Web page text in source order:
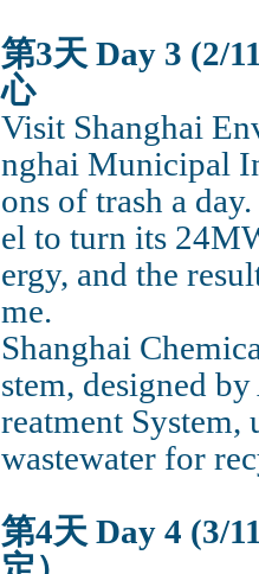
第3天 Day 3 (2/
心
Visit Shanghai
nghai Municipal
ons of trash a
el to turn its
ergy, and the
me.
Shanghai
stem, designed
reatment
wastewater for
第4天 Day 4 (3/